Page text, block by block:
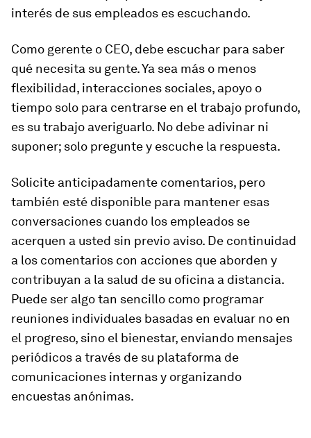
interés de sus empleados es escuchando.
Como gerente o CEO, debe escuchar para saber
qué necesita su gente. Ya sea más o menos
flexibilidad, interacciones sociales, apoyo o
tiempo solo para centrarse en el trabajo profundo,
es su trabajo averiguarlo. No debe adivinar ni
suponer; solo pregunte y escuche la respuesta.
Solicite anticipadamente comentarios, pero
también esté disponible para mantener esas
conversaciones cuando los empleados se
acerquen a usted sin previo aviso. De continuidad
a los comentarios con acciones que aborden y
contribuyan a la salud de su oficina a distancia.
Puede ser algo tan sencillo como programar
reuniones individuales basadas en evaluar no en
el progreso, sino el bienestar, enviando mensajes
periódicos a través de su plataforma de
comunicaciones internas y organizando
encuestas anónimas.